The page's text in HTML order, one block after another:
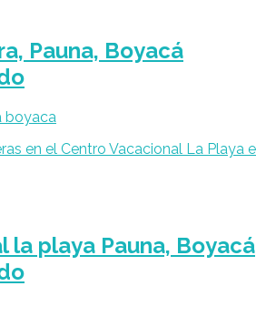
Pauna, Boyacá
boyaca
la playa Pauna, Boyacá